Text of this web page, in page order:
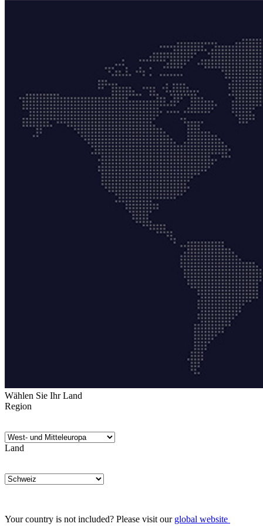
Wählen Sie Ihr Land
Region
Land
Your country is not included? Please visit our global website